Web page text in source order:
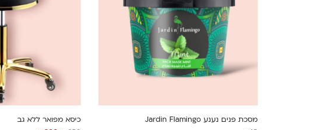
מסכת פנים נענע Jardin Flamingo
כיסא מפואר ללא גב